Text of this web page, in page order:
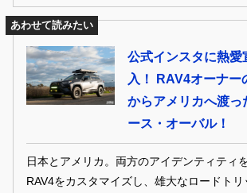
ムカーをご紹介します
あわせて読みたい
公式インスタに熱愛
入！ RAV4オーナー
からアメリカへ渡っ
ース・オーバル！
日本とアメリカ。両方のアイデンティティ
RAV4をカスタマイズし、雄大なロードトリ